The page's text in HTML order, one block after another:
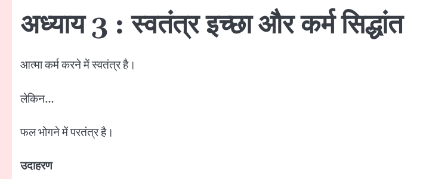
अध्याय 3 : स्वतंत्र इच्छा और कर्म सिद्धांत
आत्मा कर्म करने में स्वतंत्र है।
लेकिन…
फल भोगने में परतंत्र है।
उदाहरण